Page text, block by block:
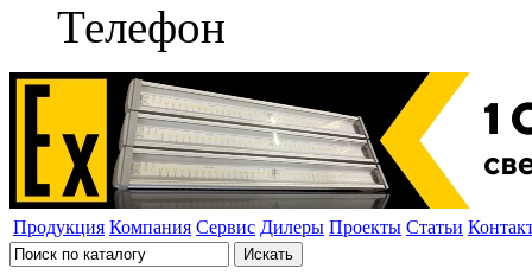
Телефон
Продукция Компания Сервис Дилеры Проекты Статьи